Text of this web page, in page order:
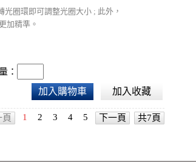
圈環即可調整光圈大小 ; 此外，
加精準。
：
加入購物車 加入收藏
頁 1 2 3 4 5 下一頁 共7頁